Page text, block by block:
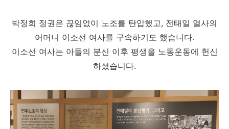
박정희 정권은 끊임없이 노조를 탄압했고, 전태일 열사의
어머니 이소선 여사를 구속하기도 했습니다.
이소선 여사는 아들의 분신 이후 평생을 노동운동에 헌신
하셨습니다.